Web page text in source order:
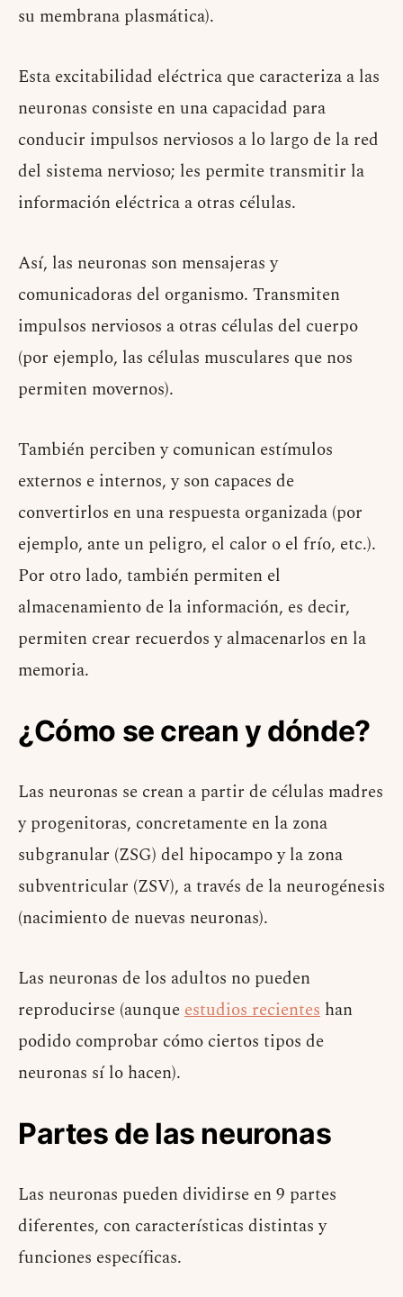
su membrana plasmática).
Esta excitabilidad eléctrica que caracteriza a las
neuronas consiste en una capacidad para
conducir impulsos nerviosos a lo largo de la red
del sistema nervioso; les permite transmitir la
información eléctrica a otras células.
Así, las neuronas son mensajeras y
comunicadoras del organismo. Transmiten
impulsos nerviosos a otras células del cuerpo
(por ejemplo, las células musculares que nos
permiten movernos).
También perciben y comunican estímulos
externos e internos, y son capaces de
convertirlos en una respuesta organizada (por
ejemplo, ante un peligro, el calor o el frío, etc.).
Por otro lado, también permiten el
almacenamiento de la información, es decir,
permiten crear recuerdos y almacenarlos en la
memoria.
¿Cómo se crean y dónde?
Las neuronas se crean a partir de células madres
y progenitoras, concretamente en la zona
subgranular (ZSG) del hipocampo y la zona
subventricular (ZSV), a través de la neurogénesis
(nacimiento de nuevas neuronas).
Las neuronas de los adultos no pueden
reproducirse (aunqueestudios recientes han
podido comprobar cómo ciertos tipos de
neuronas sí lo hacen).
Partes de las neuronas
Las neuronas pueden dividirse en 9 partes
diferentes, con características distintas y
funciones específicas.